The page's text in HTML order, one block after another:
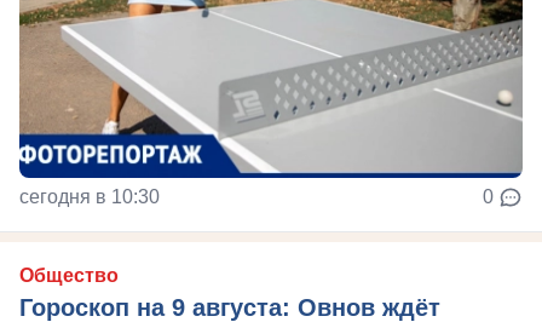
сегодня в 10:30 0
Общество
Гороскоп на 9 августа: Овнов ждёт